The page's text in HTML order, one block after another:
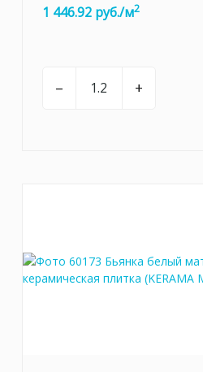
1 446.92 руб./м2
– +